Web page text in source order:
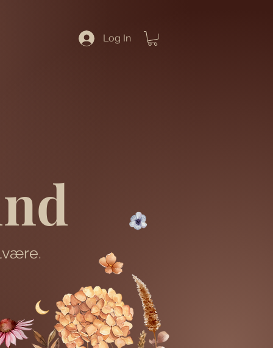
Log In